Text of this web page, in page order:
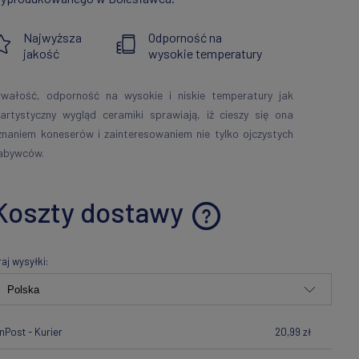
Najwyższa
jakość
Odporność na
wysokie temperatury
odporność na wysokie i niskie temperatury jak
wygląd ceramiki sprawiają, iż cieszy się ona
koneserów i zainteresowaniem nie tylko ojczystych
dostawy
wysyłki:
- Kurier 20,99 zł